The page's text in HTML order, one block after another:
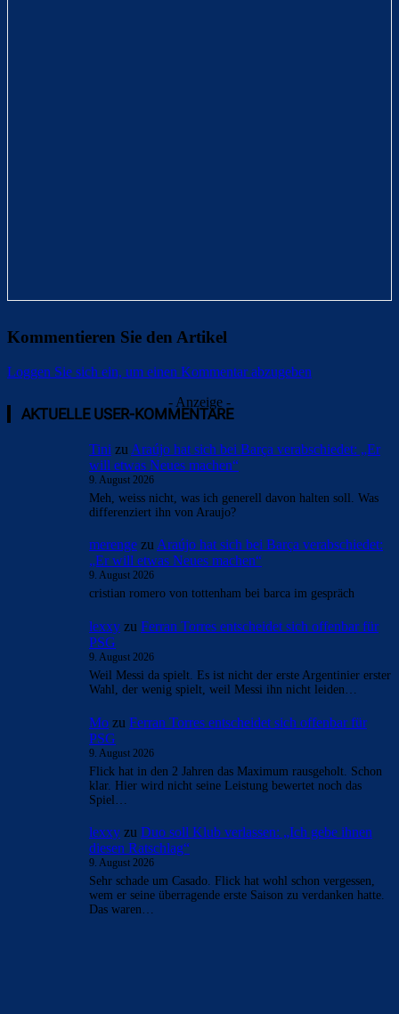
Kommentieren Sie den Artikel
Loggen Sie sich ein, um einen Kommentar abzugeben
- Anzeige -
AKTUELLE USER-KOMMENTARE
Tini zu Araújo hat sich bei Barça verabschiedet: „Er
will etwas Neues machen“
9. August 2026
Meh, weiss nicht, was ich generell davon halten soll. Was
differenziert ihn von Araujo?
merenge zu Araújo hat sich bei Barça verabschiedet:
„Er will etwas Neues machen“
9. August 2026
cristian romero von tottenham bei barca im gespräch
lexxy zu Ferran Torres entscheidet sich offenbar für
PSG
9. August 2026
Weil Messi da spielt. Es ist nicht der erste Argentinier erster
Wahl, der wenig spielt, weil Messi ihn nicht leiden…
Mo zu Ferran Torres entscheidet sich offenbar für
PSG
9. August 2026
Flick hat in den 2 Jahren das Maximum rausgeholt. Schon
klar. Hier wird nicht seine Leistung bewertet noch das
Spiel…
lexxy zu Duo soll Klub verlassen: „Ich gebe ihnen
diesen Ratschlag“
9. August 2026
Sehr schade um Casado. Flick hat wohl schon vergessen,
wem er seine überragende erste Saison zu verdanken hatte.
Das waren…